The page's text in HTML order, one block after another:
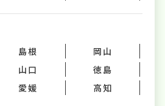
島根
岡山
山口
徳島
愛媛 高知